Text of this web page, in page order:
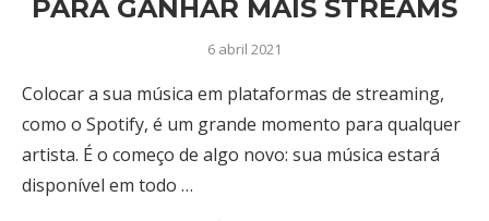
PARA GANHAR MAIS STREAMS
6 abril 2021
Colocar a sua música em plataformas de streaming,
como o Spotify, é um grande momento para qualquer
artista. É o começo de algo novo: sua música estará
disponível em todo …